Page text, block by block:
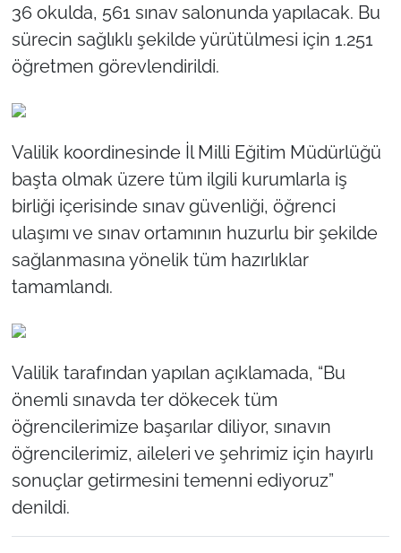
36 okulda, 561 sınav salonunda yapılacak. Bu
sürecin sağlıklı şekilde yürütülmesi için 1.251
öğretmen görevlendirildi.
Valilik koordinesinde İl Milli Eğitim Müdürlüğü
başta olmak üzere tüm ilgili kurumlarla iş
birliği içerisinde sınav güvenliği, öğrenci
ulaşımı ve sınav ortamının huzurlu bir şekilde
sağlanmasına yönelik tüm hazırlıklar
tamamlandı.
Valilik tarafından yapılan açıklamada, “Bu
önemli sınavda ter dökecek tüm
öğrencilerimize başarılar diliyor, sınavın
öğrencilerimiz, aileleri ve şehrimiz için hayırlı
sonuçlar getirmesini temenni ediyoruz”
denildi.